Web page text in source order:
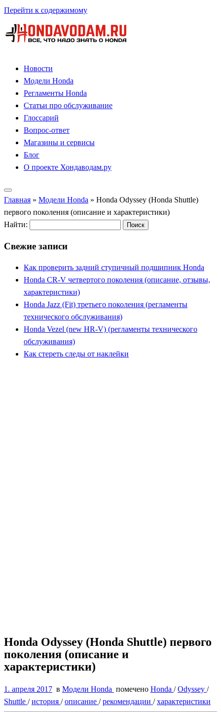
Перейти к содержимому
Новости
Модели Honda
Регламенты Honda
Статьи про обслуживание
Глоссарий
Вопрос-ответ
Магазины и сервисы
Блог
О проекте Хондаводам.ру
Главная » Модели Honda » Honda Odyssey (Honda Shuttle)
первого поколения (описание и характеристики)
Найти:
Свежие записи
Как проверить задний ступичный подшипник Honda
Honda CR-V четвертого поколения (описание, отзывы,
характеристики)
Honda Jazz (Fit) третьего поколения (регламенты
технического обслуживания)
Honda Vezel (new HR-V) (регламенты технического
обслуживания)
Как стереть следы от наклейки
Honda Odyssey (Honda Shuttle) первого
поколения (описание и
характеристики)
1. апреля 2017 в Модели Honda помечено Honda /Odyssey /
Shuttle /история /описание /рекомендации /характеристики